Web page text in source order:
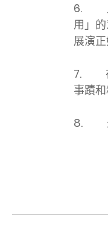
6. 此
用」
展演
7. 在
事蹟
8. 最